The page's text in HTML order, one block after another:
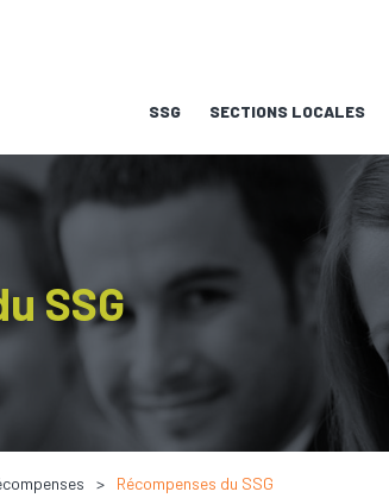
SSG SECTIONS LOCALES
SSG
Récompenses du SSG